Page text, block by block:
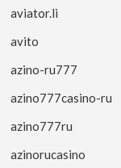
aviator.li
avito
azino-ru777
azino777casino-ru
azino777ru
azinorucasino